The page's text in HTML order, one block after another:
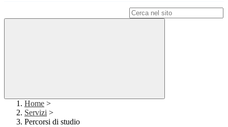
Home >
Servizi >
Percorsi di studio